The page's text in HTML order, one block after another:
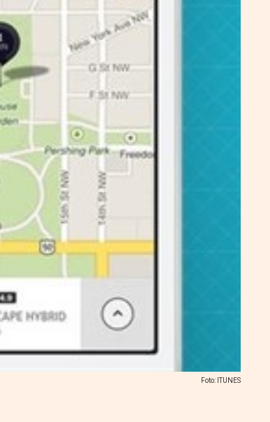
Foto: ITUNES